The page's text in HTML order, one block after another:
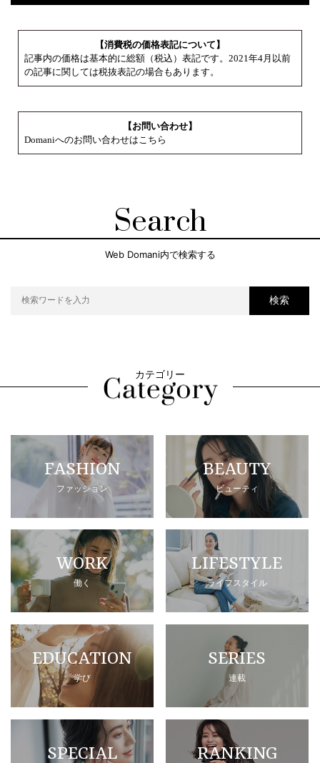
【消費税の価格表記について】
記事内の価格は基本的に総額（税込）表記です。2021年4月以前
の記事に関しては税抜表記の場合もあります。
【お問い合わせ】
Domaniへのお問い合わせはこちら
Search
Web Domani内で検索する
検索
カテゴリー
FASHION
ファッション
BEAUTY
ビューティ
WORK
働く
LIFESTYLE
ライフスタイル
EDUCATION
学び
SERIES
連載
SPECIAL RANKING